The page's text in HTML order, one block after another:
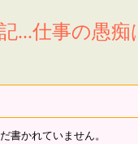
...仕事の愚痴
書かれていません。